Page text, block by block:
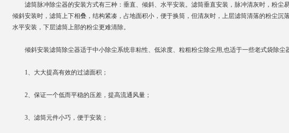
滤筒脉冲除尘器的安装方式有三种：垂直、倾斜、水平安装。滤筒垂直安装，脉冲清灰时，粉尘易
倾斜安装时，滤筒上下相叠，结构紧凑，占地面积小，便于换筒，但清灰时，上层滤筒清落的粉尘沉
水平安装，下层滤筒上部的粉尘更难清除。
倾斜安装滤筒除尘器适于中小除尘系统非粘性、低浓度、粒粗粉尘除尘用,也适于一些老式袋除尘
1、大大提高有效的过滤面积；
2、保证一个低而平稳的压差，提高流通风量；
3、滤筒元件小巧，便于安装；